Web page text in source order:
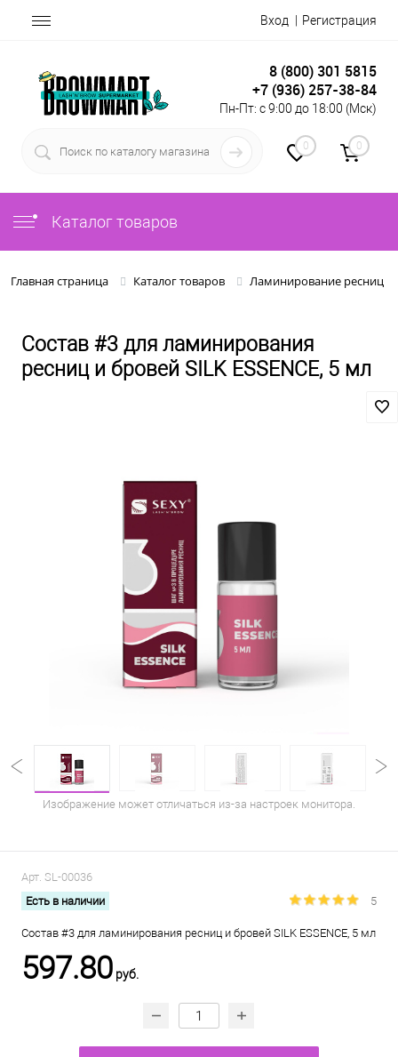
Вход Регистрация
8 (800) 301 5815
+7 (936) 257-38-84
Пн-Пт: с 9:00 до 18:00 (Мск)
0 0
Каталог товаров
Главная страница Каталог товаров Ламинирование ресниц и
Состав #3 для ламинирования
ресниц и бровей SILK ESSENCE, 5 мл
Изображение может отличаться из-за настроек монитора.
Арт. SL-00036
Есть в наличии
5
Состав #3 для ламинирования ресниц и бровей SILK ESSENCE, 5 мл
597.80 руб.